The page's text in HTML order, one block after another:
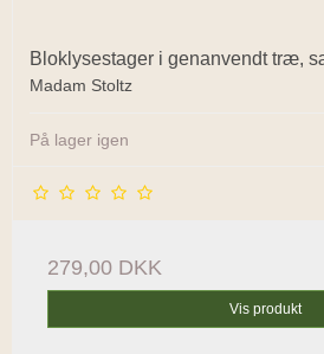
Bloklysestager i genanvendt træ,
Madam Stoltz
På lager igen
279,00 DKK
Vis produkt